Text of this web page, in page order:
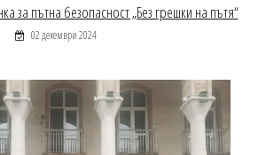
за пътна безопасност „Без грешки на пътя“
02 декември 2024